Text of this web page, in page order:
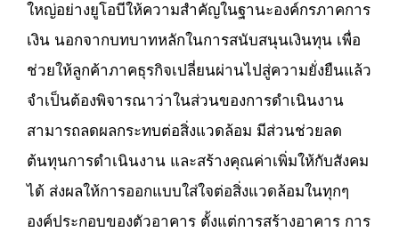
ใหญ่อย่างยูโอบีให้ความสำคัญในฐานะองค์กรภาคการ
เงิน นอกจากบทบาทหลักในการสนับสนุนเงินทุน เพื่อ
ช่วยให้ลูกค้าภาคธุรกิจเปลี่ยนผ่านไปสู่ความยั่งยืนแล้ว
จำเป็นต้องพิจารณาว่าในส่วนของการดำเนินงาน
สามารถลดผลกระทบต่อสิ่งแวดล้อม มีส่วนช่วยลด
ต้นทุนการดำเนินงาน และสร้างคุณค่าเพิ่มให้กับสังคม
ได้ ส่งผลให้การออกแบบใส่ใจต่อสิ่งแวดล้อมในทุกๆ
องค์ประกอบของตัวอาคาร ตั้งแต่การสร้างอาคาร การ